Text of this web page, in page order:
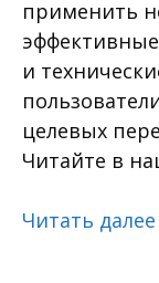
применить
и
целевых
Читайте в
Читать далее